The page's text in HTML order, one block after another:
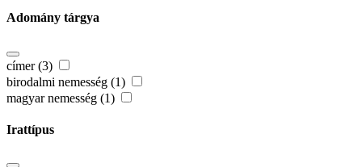
Adomány tárgya
címer (3)
birodalmi nemesség (1)
magyar nemesség (1)
Irattípus